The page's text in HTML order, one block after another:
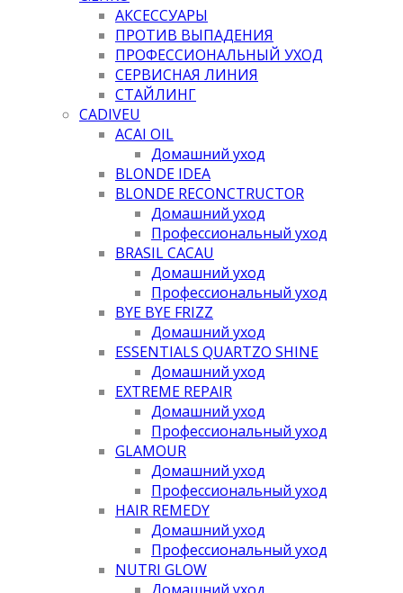
АКСЕССУАРЫ
ПРОТИВ ВЫПАДЕНИЯ
ПРОФЕССИОНАЛЬНЫЙ УХОД
СЕРВИСНАЯ ЛИНИЯ
СТАЙЛИНГ
CADIVEU
ACAI OIL
Домашний уход
BLONDE IDEA
BLONDE RECONCTRUCTOR
Домашний уход
Профессиональный уход
BRASIL CACAU
Домашний уход
Профессиональный уход
BYE BYE FRIZZ
Домашний уход
ESSENTIALS QUARTZO SHINE
Домашний уход
EXTREME REPAIR
Домашний уход
Профессиональный уход
GLAMOUR
Домашний уход
Профессиональный уход
HAIR REMEDY
Домашний уход
Профессиональный уход
NUTRI GLOW